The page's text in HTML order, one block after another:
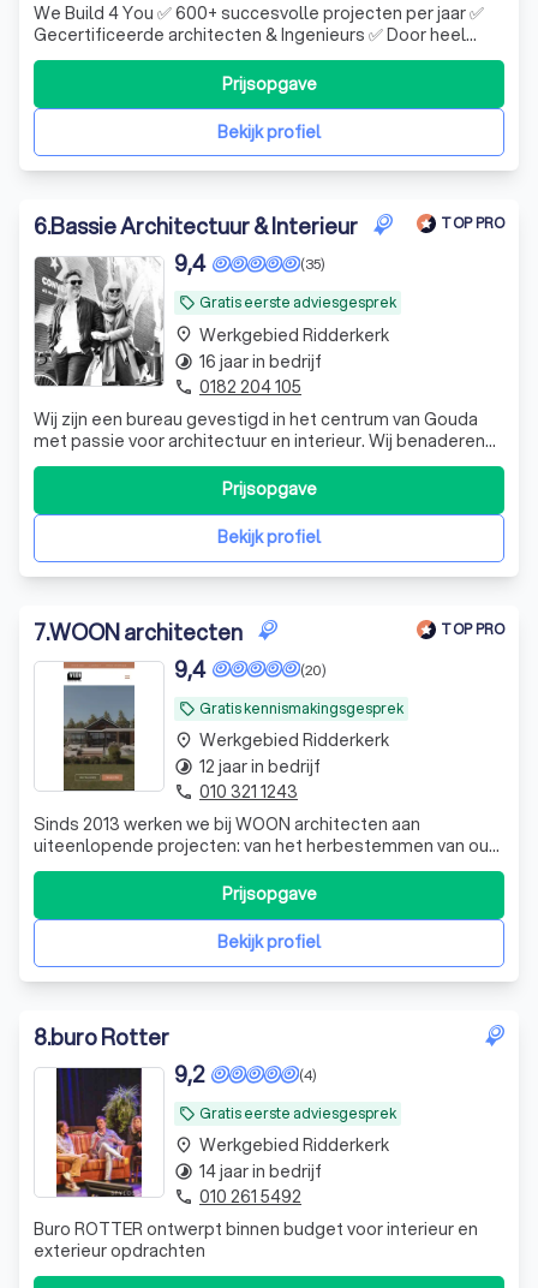
We Build 4 You ✅ 600+ succesvolle projecten per jaar ✅
Gecertificeerde architecten & Ingenieurs ✅ Door heel
Nederland
Bekijk profiel
Prijsopgave
6.Bassie Architectuur & Interieur TOP PRO
local_offer Gratis eerste adviesgesprek
(35)
9,4
Wij zijn een bureau gevestigd in het centrum van Gouda
met passie voor architectuur en interieur. Wij benaderen
architectuur vanuit de beleving van de gebruiker met een
heldere en eigentijdse visie. Onze unieke werkwijze
tussen architectuur en interieur zorgt voor volledige
passende en unieke projecBekijk profiel
Prijsopgave
place Werkgebied Ridderkerk
timelapse 16 jaar in bedrijf
phone 0182 204 105
7.WOON architecten TOP PRO
local_offer Gratis kennismakingsgesprek
(20)
9,4
Sinds 2013 werken we bij WOON architecten aan
uiteenlopende projecten: van het herbestemmen van oud
vastgoed of verbouwen van woningen tot het ontwerpen
van eigentijdse villa’s en duurzame woningbouw. Wat al
onze projecten verbindt? We combineren creativiteit met
realiteitszin en organiseren begelei
Bekijk profiel
Prijsopgave
place Werkgebied Ridderkerk
timelapse 12 jaar in bedrijf
phone 010 321 1243
8.buro Rotter
local_offer Gratis eerste adviesgesprek
(4)
9,2
Buro ROTTER ontwerpt binnen budget voor interieur en
exterieur opdrachten
place Werkgebied Ridderkerk
timelapse 14 jaar in bedrijf
phone 010 261 5492